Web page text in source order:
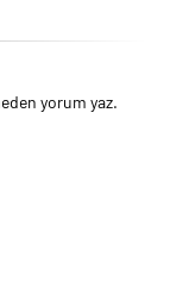
yorum yaz.